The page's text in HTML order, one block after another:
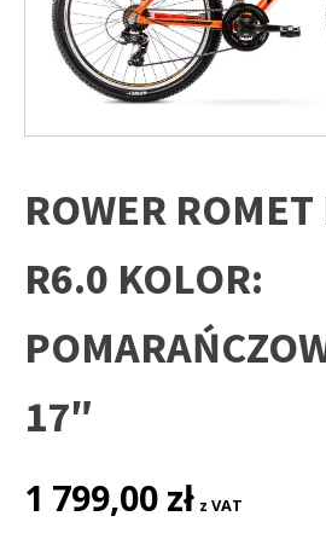
ROWER
R6.0 KOLOR:
17″
1 799,00 zł z VAT